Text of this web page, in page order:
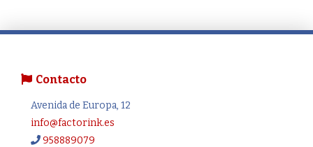
Contacto
Avenida de Europa, 12
info@factorink.es
958889079